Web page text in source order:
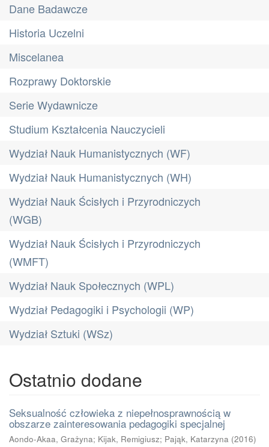
Dane Badawcze
Historia Uczelni
Miscelanea
Rozprawy Doktorskie
Serie Wydawnicze
Studium Kształcenia Nauczycieli
Wydział Nauk Humanistycznych (WF)
Wydział Nauk Humanistycznych (WH)
Wydział Nauk Ścisłych i Przyrodniczych
(WGB)
Wydział Nauk Ścisłych i Przyrodniczych
(WMFT)
Wydział Nauk Społecznych (WPL)
Wydział Pedagogiki i Psychologii (WP)
Wydział Sztuki (WSz)
Ostatnio dodane
Seksualność człowieka z niepełnosprawnością w
obszarze zainteresowania pedagogiki specjalnej
Aondo-Akaa, Grażyna; Kijak, Remigiusz; Pająk, Katarzyna (2016)